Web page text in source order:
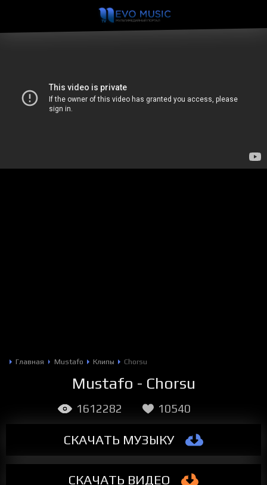
Главная Mustafo Клипы Chorsu
Mustafo - Chorsu
СКАЧАТЬ МУЗЫКУ
СКАЧАТЬ ВИДЕО
1612282 10540